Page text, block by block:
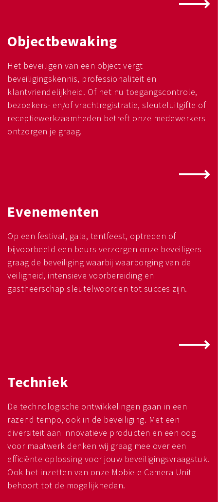
Objectbewaking
Het beveiligen van een object vergt
beveiligingskennis, professionaliteit en
klantvriendelijkheid. Of het nu toegangscontrole,
bezoekers- en/of vrachtregistratie, sleuteluitgifte of
receptiewerkzaamheden betreft onze medewerkers
ontzorgen je graag.
Evenementen
Op een festival, gala, tentfeest, optreden of
bijvoorbeeld een beurs verzorgen onze beveiligers
graag de beveiliging waarbij waarborging van de
veiligheid, intensieve voorbereiding en
gastheerschap sleutelwoorden tot succes zijn.
Techniek
De technologische ontwikkelingen gaan in een
razend tempo, ook in de beveiliging. Met een
diversiteit aan innovatieve producten en een oog
voor maatwerk denken wij graag mee over een
efficiënte oplossing voor jouw beveiligingsvraagstuk.
Ook het inzetten van onze Mobiele Camera Unit
behoort tot de mogelijkheden.